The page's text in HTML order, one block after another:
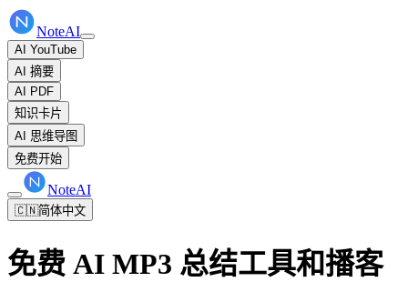
NoteAI
AI YouTube
AI 摘要
AI PDF
知识卡片
AI 思维导图
免费开始
NoteAI
🇨🇳简体中文
免费 AI MP3 总结工具和播客